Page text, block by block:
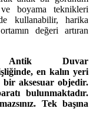
boyama teknikleri
kullanabilir, harika
değeri artıran
Duvar
en kalın yeri
aksesuar objedir.
bulunmaktadır.
Tek başına